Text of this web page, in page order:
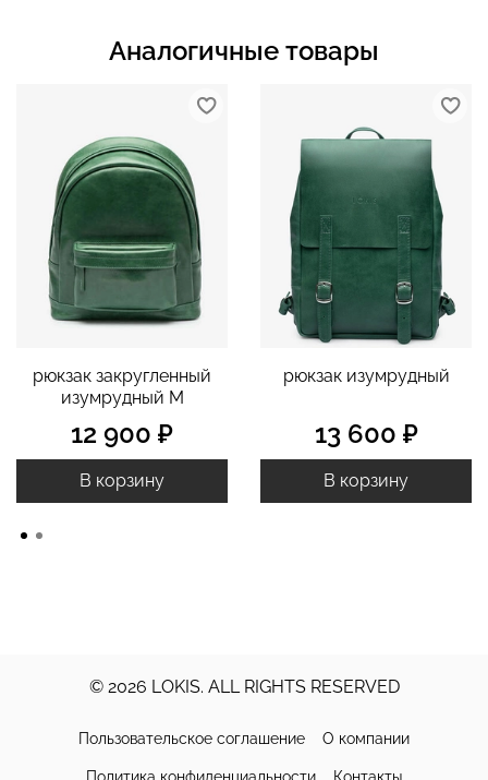
Аналогичные товары
рюкзак закругленный
изумрудный M
12 900 ₽
В корзину
рюкзак изумрудный
13 600 ₽
В корзину
© 2026 LOKIS. ALL RIGHTS RESERVED
Пользовательское соглашение О компании
Политика конфиденциальности Контакты